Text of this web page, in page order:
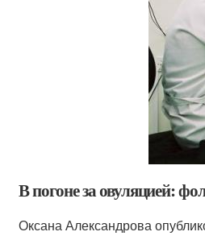
В погоне за овуляцией:
Оксана Александрова